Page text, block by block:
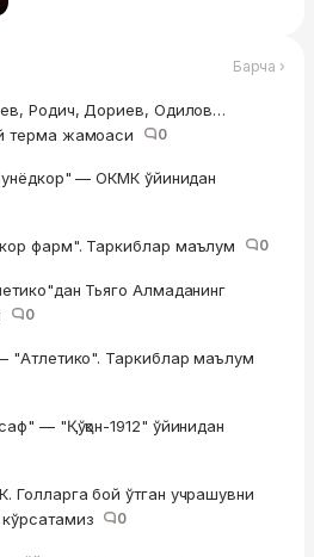
Барча ›
Родич, Дориев, Одилов…
терма жамоаси
0
— ОКМК ўйинидан
фарм". Таркиблар маълум 0
Тьяго Алмаданинг
0
"Атлетико". Таркиблар маълум
— "Қўқон-1912" ўйинидан
Голларга бой ўтган учрашувни
0